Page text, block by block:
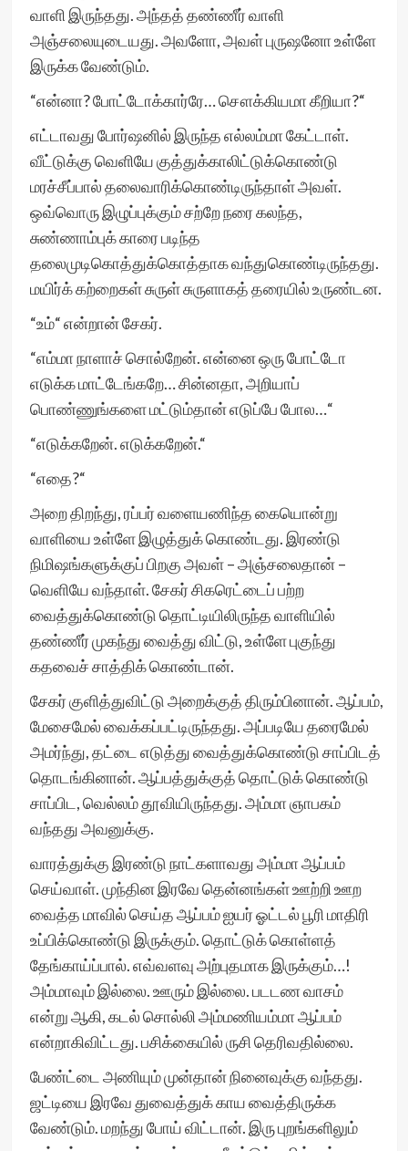
வாளி இருந்தது. அந்தத் தண்ணீர் வாளி
அஞ்சலையுடையது. அவளோ, அவள் புருஷனோ உள்ளே
இருக்க வேண்டும்.
“என்னா? போட்டோக்கார்ரே… சௌக்கியமா கீறியா?“
எட்டாவது போர்ஷனில் இருந்த எல்லம்மா கேட்டாள்.
வீட்டுக்கு வெளியே குத்துக்காலிட்டுக்கொண்டு
மரச்சீப்பால் தலைவாரிக்கொண்டிருந்தாள் அவள்.
ஒவ்வொரு இழுப்புக்கும் சற்றே நரை கலந்த,
சுண்ணாம்புக் காரை படிந்த
தலைமுடிகொத்துக்கொத்தாக வந்துகொண்டிருந்தது.
மயிர்க் கற்றைகள் சுருள் சுருளாகத் தரையில் உருண்டன.
“உம்“ என்றான் சேகர்.
“எம்மா நாளாச் சொல்றேன். என்னை ஒரு போட்டோ
எடுக்க மாட்டேங்கறே… சின்னதா, அறியாப்
பொண்ணுங்களை மட்டும்தான் எடுப்பே போல…“
“எடுக்கறேன். எடுக்கறேன்.“
“எதை?“
அறை திறந்து, ரப்பர் வளையணிந்த கையொன்று
வாளியை உள்ளே இழுத்துக் கொண்டது. இரண்டு
நிமிஷங்களுக்குப் பிறகு அவள் – அஞ்சலைதான் –
வெளியே வந்தாள். சேகர் சிகரெட்டைப் பற்ற
வைத்துக்கொண்டு தொட்டியிலிருந்த வாளியில்
தண்ணீர் முகந்து வைத்து விட்டு, உள்ளே புகுந்து
கதவைச் சாத்திக் கொண்டான்.
சேகர் குளித்துவிட்டு அறைக்குத் திரும்பினான். ஆப்பம்,
மேசைமேல் வைக்கப்பட்டிருந்தது. அப்படியே தரைமேல்
அமர்ந்து, தட்டை எடுத்து வைத்துக்கொண்டு சாப்பிடத்
தொடங்கினான். ஆப்பத்துக்குத் தொட்டுக் கொண்டு
சாப்பிட, வெல்லம் தூவியிருந்தது. அம்மா ஞாபகம்
வந்தது அவனுக்கு.
வாரத்துக்கு இரண்டு நாட்களாவது அம்மா ஆப்பம்
செய்வாள். முந்தின இரவே தென்னங்கள் ஊற்றி ஊற
வைத்த மாவில் செய்த ஆப்பம் ஐயர் ஓட்டல் பூரி மாதிரி
உப்பிக்கொண்டு இருக்கும். தொட்டுக் கொள்ளத்
தேங்காய்ப்பால். எவ்வளவு அற்புதமாக இருக்கும்…!
அம்மாவும் இல்லை. ஊரும் இல்லை. படடண வாசம்
என்று ஆகி, கடல் சொல்லி அம்மணியம்மா ஆப்பம்
என்றாகிவிட்டது. பசிக்கையில் ருசி தெரிவதில்லை.
பேண்ட்டை அணியும் முன்தான் நினைவுக்கு வந்தது.
ஜட்டியை இரவே துவைத்துக் காய வைத்திருக்க
வேண்டும். மறந்து போய் விட்டான். இரு புறங்களிலும்